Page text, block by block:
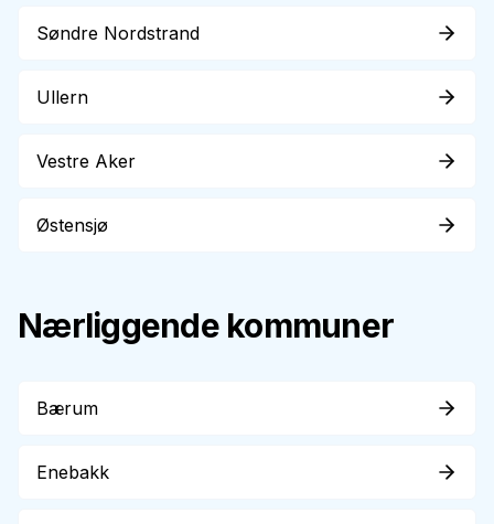
Søndre Nordstrand
Ullern
Vestre Aker
Østensjø
Nærliggende kommuner
Bærum
Enebakk